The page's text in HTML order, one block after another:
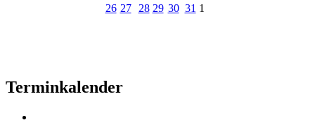
26 27 28 29 30 31 1
Terminkalender